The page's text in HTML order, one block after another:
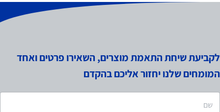
לקביעת שיחת התאמת מוצרים, השאירו פרטים ואחד
המומחים שלנו יחזור אליכם בהקדם